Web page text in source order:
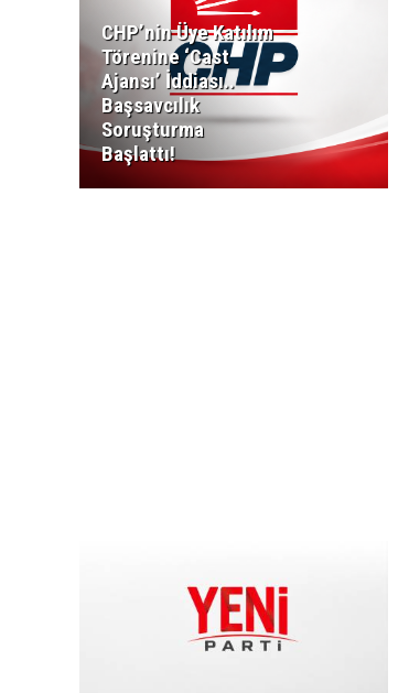
CHP’nin Üye Katılım
Törenine ‘Cast
Ajansı’ İddiası..
Başsavcılık
Soruşturma
Başlattı!